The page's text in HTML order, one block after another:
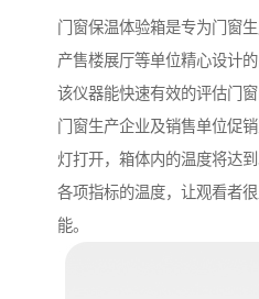
门窗保温体验箱是专为门窗
产售楼展厅等单位精心设计
该仪器能快速有效的评估门
门窗生产企业及销售单位促
灯打开，箱体内的温度将达
各项指标的温度，让观看者
能。